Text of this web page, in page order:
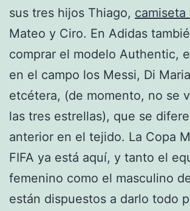
sus tres hijos Thiago,
Mateo y Ciro. En Adidas
comprar el modelo Authentic,
en el campo los Messi, Di
etcétera, (de momento, no se
las tres estrellas), que se
anterior en el tejido. La Copa
FIFA ya está aquí, y tanto el
femenino como el masculino
están dispuestos a darlo todo